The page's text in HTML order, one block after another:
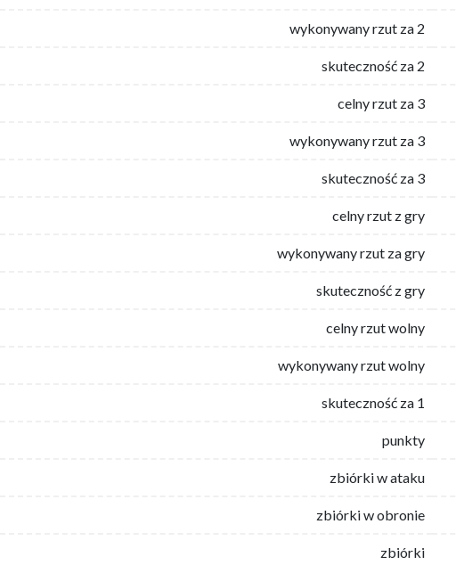
wykonywany rzut za 2
skuteczność za 2
celny rzut za 3
wykonywany rzut za 3
skuteczność za 3
celny rzut z gry
wykonywany rzut za gry
skuteczność z gry
celny rzut wolny
wykonywany rzut wolny
skuteczność za 1
punkty
zbiórki w ataku
zbiórki w obronie
zbiórki